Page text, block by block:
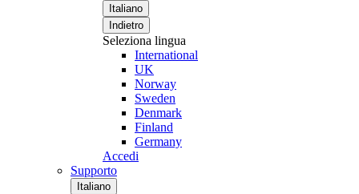
Italiano
Indietro
Seleziona lingua
International
UK
Norway
Sweden
Denmark
Finland
Germany
Accedi
Supporto
Italiano